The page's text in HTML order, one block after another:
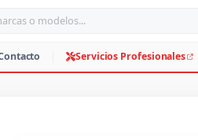
Categorías Contacto